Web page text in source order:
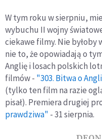
W tym roku w sierpniu,
wybuchu II wojny
ciekawe filmy. Nie byłoby
nie to, że opowiadają o
Anglię i losach polskich
filmów - "303. Bitwa o
(tylko ten film na razie
pisał). Premiera drugiej
prawdziwa" - 31 sierpnia.